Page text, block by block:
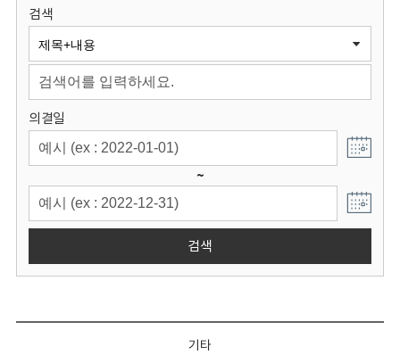
원
회
검색
의결일
~
검색
기타